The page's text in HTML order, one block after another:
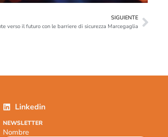
SIGUIENTE
verso il futuro con le barriere di sicurezza Marcegaglia
Linkedin
NEWSLETTER
Nombre